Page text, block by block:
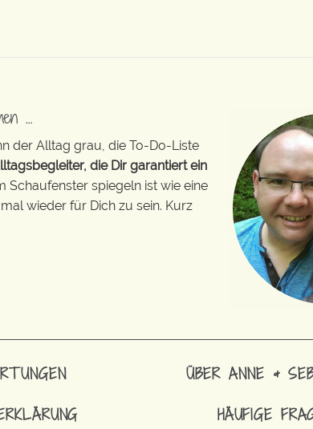
…
der Alltag grau, die To-Do-Liste
die Dir garantiert ein
Schaufenster spiegeln ist wie eine
wieder für Dich zu sein. Kurz
ÜBER ANNE &
HÄUFIGE